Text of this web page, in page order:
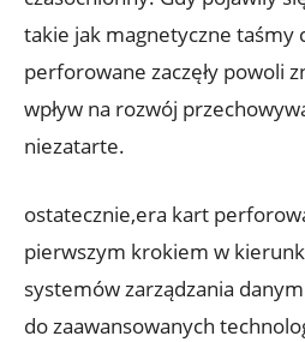
takie ‍jak magnetyczne taśmy
perforowane zaczęły powoli
wpływ na rozwój
niezatarte.
ostatecznie,era​ kart
pierwszym krokiem ⁣w
systemów zarządzania
do zaawansowanych